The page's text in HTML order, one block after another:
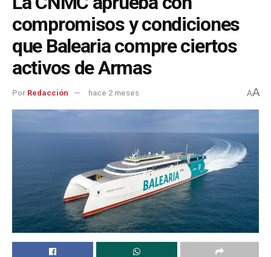
compromisos y condiciones
que Balearia compre ciertos
activos de Armas
Por Redacción hace 2 meses AA